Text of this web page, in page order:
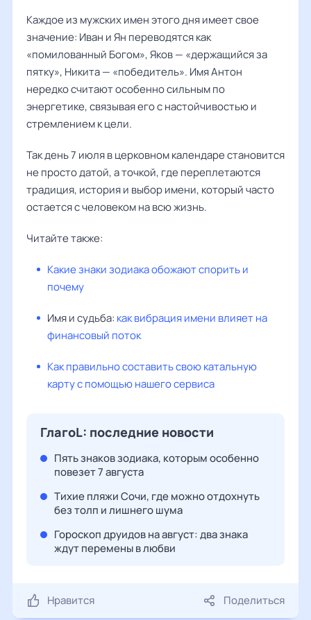
Каждое из мужских имен этого дня имеет свое
значение: Иван и Ян переводятся как
«помилованный Богом», Яков — «держащийся за
пятку», Никита — «победитель». Имя Антон
нередко считают особенно сильным по
энергетике, связывая его с настойчивостью и
стремлением к цели.
Так день 7 июля в церковном календаре становится
не просто датой, а точкой, где переплетаются
традиция, история и выбор имени, который часто
остается с человеком на всю жизнь.
Читайте также:
Какие знаки зодиака обожают спорить и
почему
Имя и судьба: как вибрация имени влияет на
финансовый поток
Как правильно составить свою катальную
карту с помощью нашего сервиса
ГлагоL: последние новости
Пять знаков зодиака, которым особенно
повезет 7 августа
Тихие пляжи Сочи, где можно отдохнуть
без толп и лишнего шума
Гороскоп друидов на август: два знака
ждут перемены в любви
Нравится Поделиться